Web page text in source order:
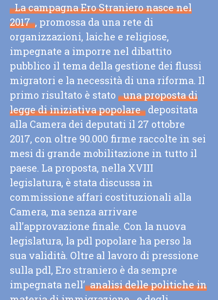
La campagna Ero Straniero nasce nel
2017 , promossa da una rete di
organizzazioni, laiche e religiose,
impegnate a imporre nel dibattito
pubblico il tema della gestione dei flussi
migratori e la necessità di una riforma. Il
primo risultato è stato
una proposta di
legge di iniziativa popolare
depositata
alla Camera dei deputati il 27 ottobre
2017, con oltre 90.000 firme raccolte in sei
mesi di grande mobilitazione in tutto il
paese. La proposta, nella XVIII
legislatura, è stata discussa in
commissione affari costituzionali alla
Camera, ma senza arrivare
all’approvazione finale. Con la nuova
legislatura, la pdl popolare ha perso la
sua validità. Oltre al lavoro di pressione
sulla pdl, Ero straniero è da sempre
impegnata nell’ analisi delle politiche in